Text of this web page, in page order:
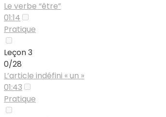
Le verbe “être”
01:14
Pratique
Leçon 3
0/28
L’article indéfini « un »
01:43
Pratique